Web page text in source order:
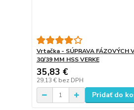
Vrtačka - SÚPRAVA FÁZOVÝCH
30/39 MM HSS VERKE
35,83 €
29,13 € bez DPH
Pridať do